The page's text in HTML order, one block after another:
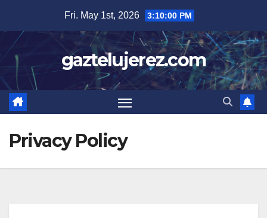
content
Fri. May 1st, 2026 3:10:00 PM
gaztelujerez.com
Privacy Policy